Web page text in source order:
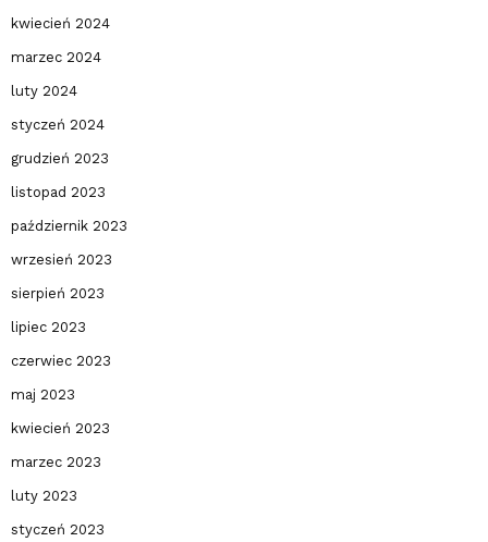
kwiecień 2024
marzec 2024
luty 2024
styczeń 2024
grudzień 2023
listopad 2023
październik 2023
wrzesień 2023
sierpień 2023
lipiec 2023
czerwiec 2023
maj 2023
kwiecień 2023
marzec 2023
luty 2023
styczeń 2023